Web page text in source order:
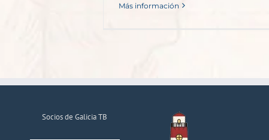
Más información
Socios de Galicia TB